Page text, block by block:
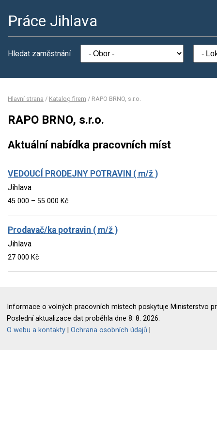
Práce Jihlava
Hledat zaměstnání
Hlavní strana / Katalog firem / RAPO BRNO, s.r.o.
RAPO BRNO, s.r.o.
Aktuální nabídka pracovních míst
VEDOUCÍ PRODEJNY POTRAVIN ( m/ž )
Jihlava
45 000 – 55 000 Kč
Prodavač/ka potravin ( m/ž )
Jihlava
27 000 Kč
Informace o volných pracovních místech poskytuje Ministerstvo
Poslední aktualizace dat proběhla dne 8. 8. 2026.
O webu a kontakty |Ochrana osobních údajů